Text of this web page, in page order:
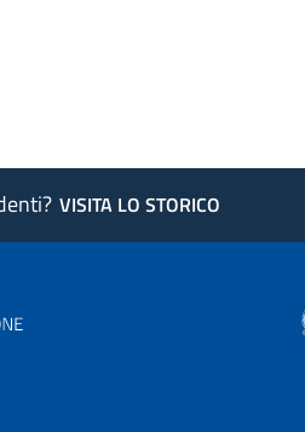
VISITA LO STORICO